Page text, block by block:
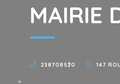
MAIRIE
238708520 147